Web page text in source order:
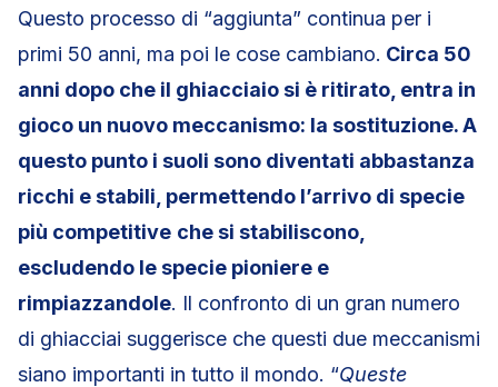
Questo processo di “aggiunta” continua per i
primi 50 anni, ma poi le cose cambiano. Circa 50
anni dopo che il ghiacciaio si è ritirato, entra in
gioco un nuovo meccanismo: la sostituzione. A
questo punto i suoli sono diventati abbastanza
ricchi e stabili, permettendo l’arrivo di specie
più competitive che si stabiliscono,
escludendo le specie pioniere e
rimpiazzandole. Il confronto di un gran numero
di ghiacciai suggerisce che questi due meccanismi
siano importanti in tutto il mondo. “Queste